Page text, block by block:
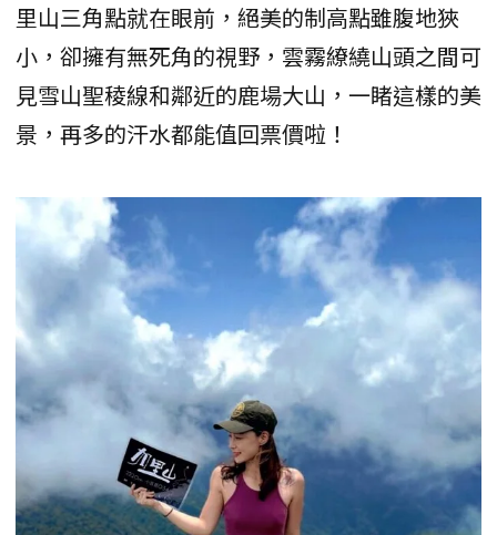
里山三角點就在眼前，絕美的制高點雖腹地狹
小，卻擁有無死角的視野，雲霧繚繞山頭之間可
見雪山聖稜線和鄰近的鹿場大山，一睹這樣的美
景，再多的汗水都能值回票價啦！